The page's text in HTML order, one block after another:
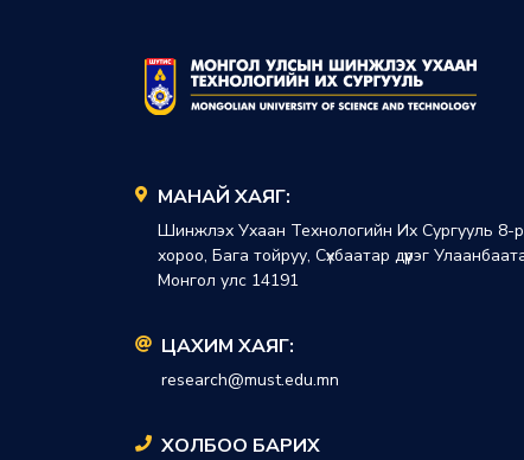
МАНАЙ ХАЯГ:
Шинжлэх Ухаан Технологийн Их Сургууль 8-р
хороо, Бага тойруу, Сүхбаатар дүүрэг
Монгол улс 14191
ЦАХИМ ХАЯГ:
research@must.edu.mn
ХОЛБОО БАРИХ